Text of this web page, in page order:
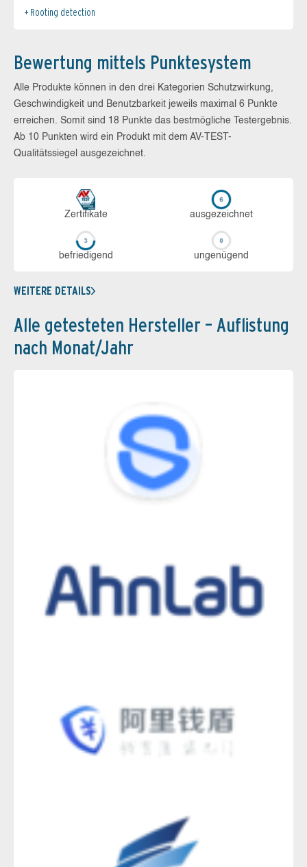
Rooting detection
Bewertung mittels Punktesystem
Alle Produkte können in den drei Kategorien Schutzwirkung,
Geschwindigkeit und Benutzbarkeit jeweils maximal 6 Punkte
erreichen. Somit sind 18 Punkte das bestmögliche Testergebnis.
Ab 10 Punkten wird ein Produkt mit dem AV-TEST-
Qualitätssiegel ausgezeichnet.
Zerti­fikate aus­ge­zeich­net
be­frie­di­gend un­ge­nü­gend
WEITERE DETAILS
Alle getesteten Hersteller – Auflistung
nach Monat/Jahr